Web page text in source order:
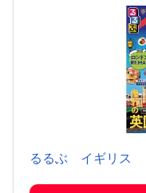
るるぶ イギリス